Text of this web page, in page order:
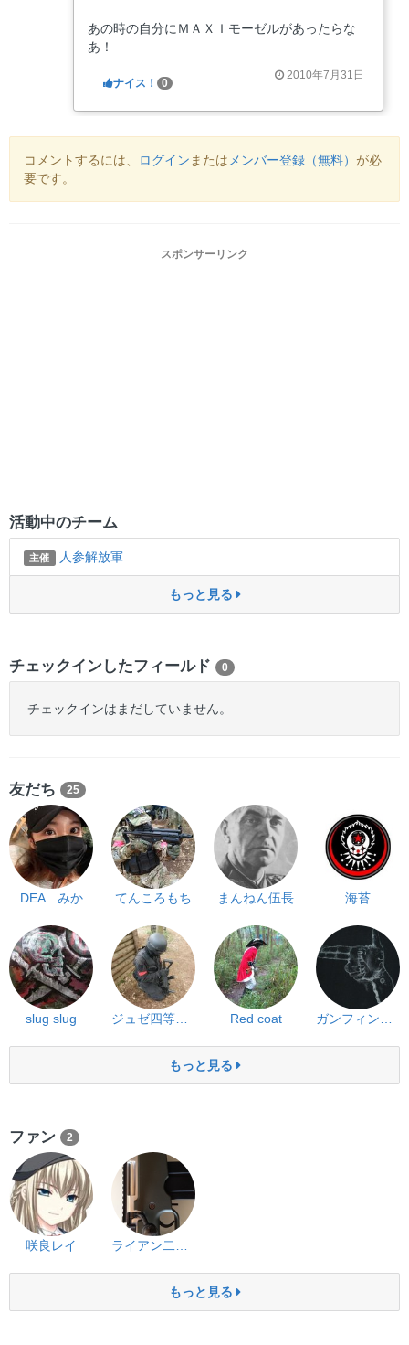
あの時の自分にＭＡＸＩモーゼルがあったらな
あ！
2010年7月31日
ナイス！ 0
コメントするには、 ログイン または メンバー登録（無料） が必
要です。
スポンサーリンク
活動中のチーム
主催 人参解放軍
もっと見る
チェックインしたフィールド 0
チェックインはまだしていません。
友だち 25
DEA みか てんころもち まんねん伍長 海苔
slug slug Red coat
もっと見る
ファン 2
咲良レイ
もっと見る